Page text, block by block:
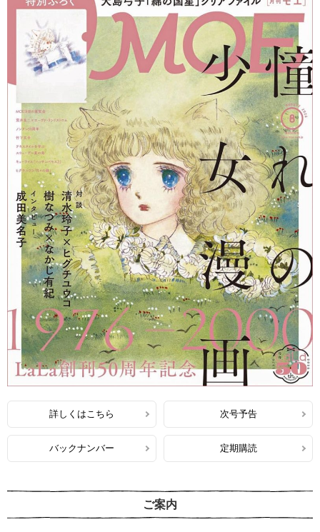
詳しくはこちら 次号予告
バックナンバー 定期購読
ご案内